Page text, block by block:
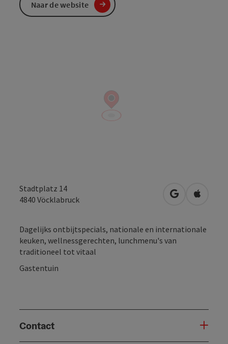
Stadtplatz 14
4840 Vöcklabruck Openen in
Dagelijks ontbijtspecials, nationale en internationale
keuken, wellnessgerechten, lunchmenu's van
traditioneel tot vitaal
Gastentuin
Contact
Naar de website